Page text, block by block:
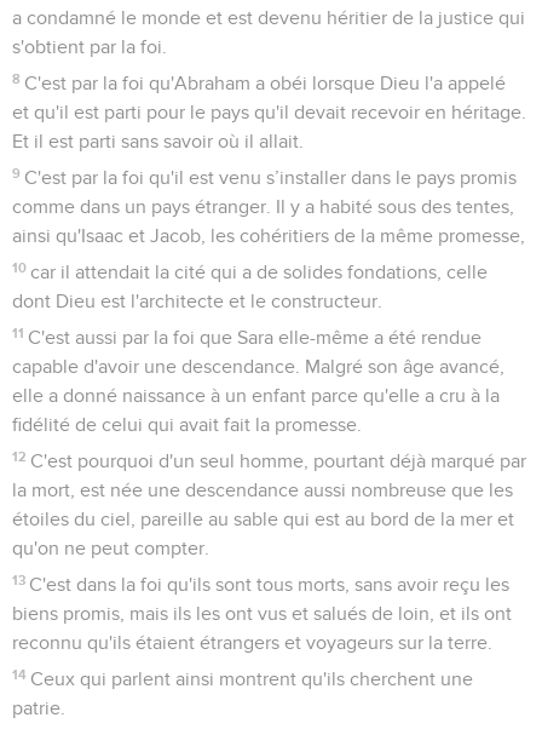
a condamné le monde et est devenu héritier de la justice qui
s'obtient par la foi.
8 C'est par la foi qu'Abraham a obéi lorsque Dieu l'a appelé
et qu'il est parti pour le pays qu'il devait recevoir en héritage.
Et il est parti sans savoir où il allait.
9 C'est par la foi qu'il est venu s’installer dans le pays promis
comme dans un pays étranger. Il y a habité sous des tentes,
ainsi qu'Isaac et Jacob, les cohéritiers de la même promesse,
10 car il attendait la cité qui a de solides fondations, celle
dont Dieu est l'architecte et le constructeur.
11 C'est aussi par la foi que Sara elle-même a été rendue
capable d'avoir une descendance. Malgré son âge avancé,
elle a donné naissance à un enfant parce qu'elle a cru à la
fidélité de celui qui avait fait la promesse.
12 C'est pourquoi d'un seul homme, pourtant déjà marqué par
la mort, est née une descendance aussi nombreuse que les
étoiles du ciel, pareille au sable qui est au bord de la mer et
qu'on ne peut compter.
13 C'est dans la foi qu'ils sont tous morts, sans avoir reçu les
biens promis, mais ils les ont vus et salués de loin, et ils ont
reconnu qu'ils étaient étrangers et voyageurs sur la terre.
14 Ceux qui parlent ainsi montrent qu'ils cherchent une
patrie.